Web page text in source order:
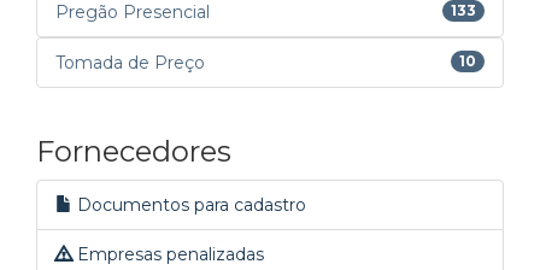
Pregão Presencial 133
Tomada de Preço 10
Fornecedores
Documentos para cadastro
Empresas penalizadas